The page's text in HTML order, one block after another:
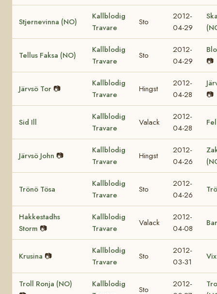
Stjernevinna (NO)
Kallblodig
Travare
Sto
2012-
04-29
Tellus Faksa (NO)
Kallblodig
Travare
Sto
2012-
04-29
📷
Järvsö Tor 📷
Kallblodig
Travare
Hingst
2012-
04-28
📷
Sid Ill
Kallblodig
Travare
Valack
2012-
04-28
Järvsö John 📷
Kallblodig
Travare
Hingst
2012-
04-26
Trönö Tösa
Kallblodig
Travare
Sto
2012-
04-26
Hakkestadhs
Storm 📷
Kallblodig
Travare
Valack
2012-
04-08
Krusina 📷
Kallblodig
Travare
Sto
2012-
03-31
Troll Ronja (NO)
Kallblodig
Sto
2012-